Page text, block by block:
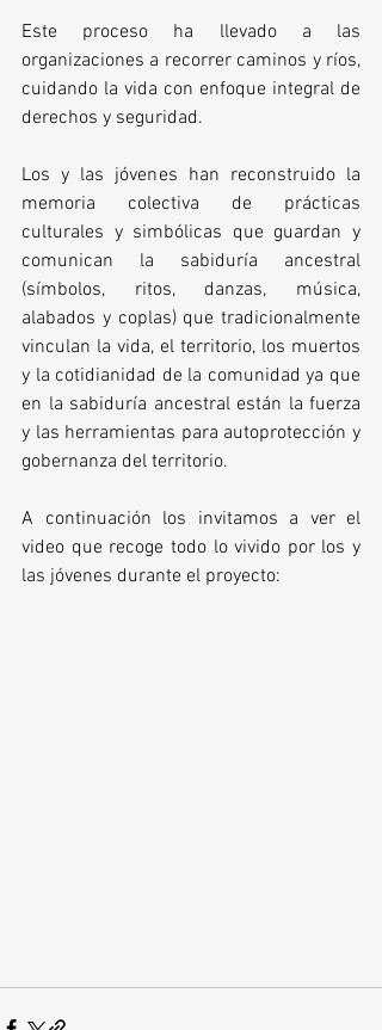
Este proceso ha llevado a las
organizaciones a recorrer caminos y ríos,
cuidando la vida con enfoque integral de
derechos y seguridad.
Los y las jóvenes han reconstruido la
memoria colectiva de prácticas
culturales y simbólicas que guardan y
comunican la sabiduría ancestral
(símbolos, ritos, danzas, música,
alabados y coplas) que tradicionalmente
vinculan la vida, el territorio, los muertos
y la cotidianidad de la comunidad ya que
en la sabiduría ancestral están la fuerza
y las herramientas para autoprotección y
gobernanza del territorio.
A continuación los invitamos a ver el
video que recoge todo lo vivido por los y
las jóvenes durante el proyecto: